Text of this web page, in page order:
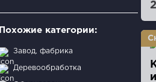
Похожие категории:
Завод, фабрика
Деревообработка